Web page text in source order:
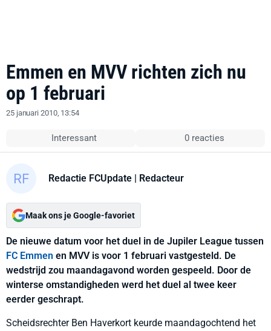
Emmen en MVV richten zich nu
op 1 februari
25 januari 2010, 13:54
Interessant 0 reacties
Redactie FCUpdate | Redacteur
Maak ons je Google-favoriet
De nieuwe datum voor het duel in de Jupiler League tussen
FC Emmen en MVV is voor 1 februari vastgesteld. De
wedstrijd zou maandagavond worden gespeeld. Door de
winterse omstandigheden werd het duel al twee keer
eerder geschrapt.
Scheidsrechter Ben Haverkort keurde maandagochtend het